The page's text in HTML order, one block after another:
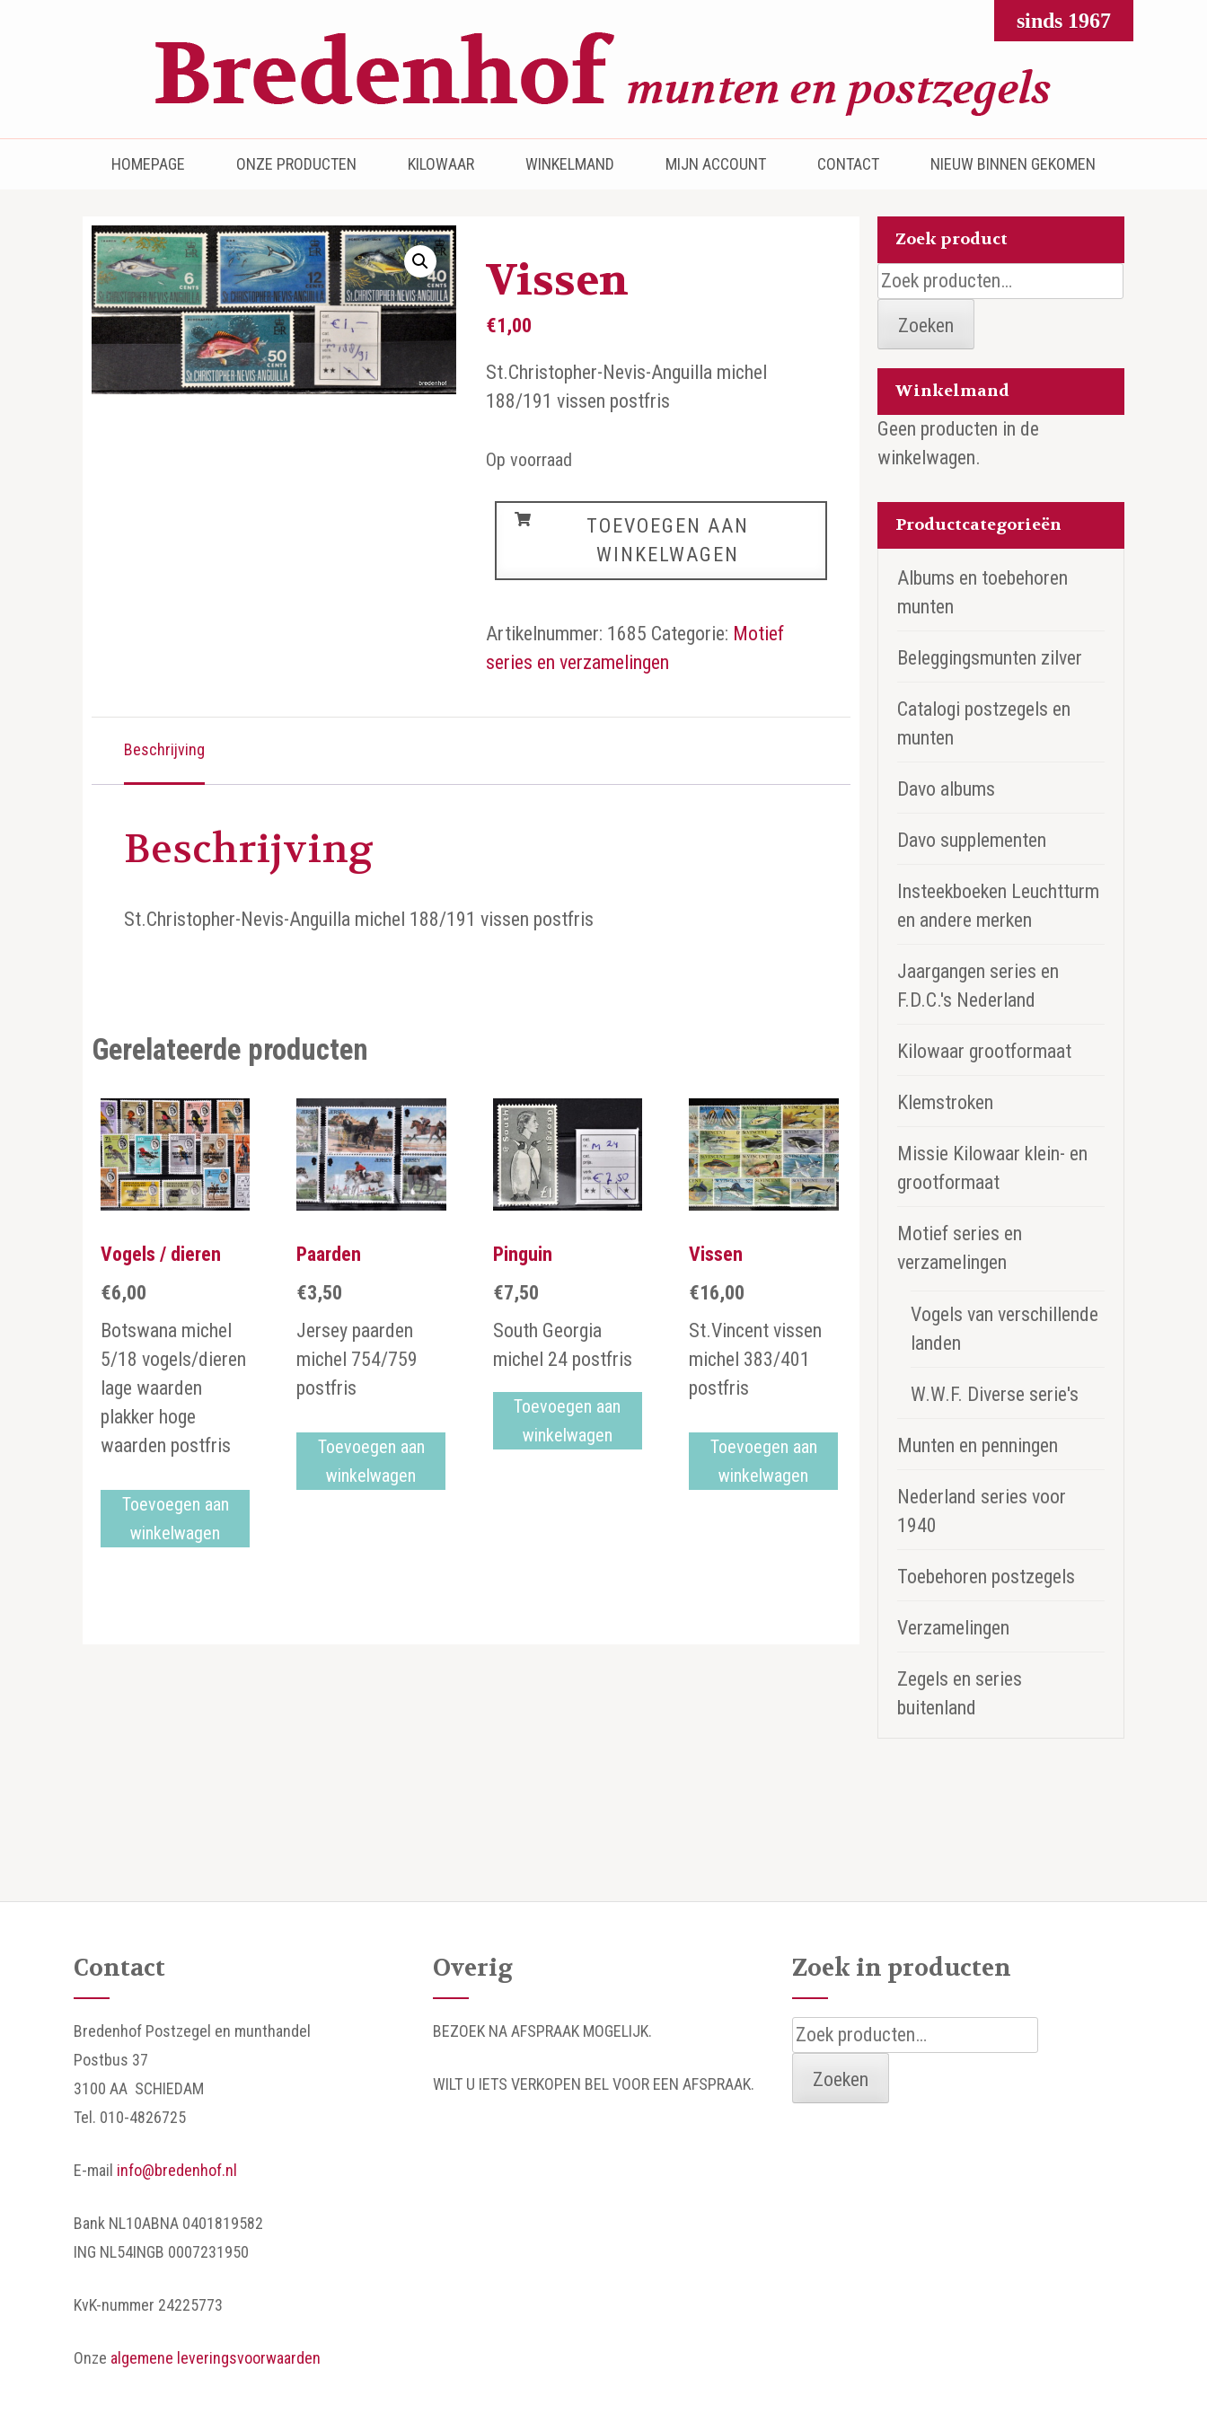
sinds 1967
Bredenhof
Postzegels en munten
HOMEPAGE ONZE PRODUCTEN KILOWAAR WINKELMAND MIJN ACCOUNT CONTACT NIEUW BINNEN GEKOMEN
Vissen
€1,00
St.Christopher-Nevis-Anguilla michel
188/191 vissen postfris
Op voorraad
Vissen
TOEVOEGEN AAN
WINKELWAGEN
Artikelnummer: 1685 Categorie: Motief
series en verzamelingen
Beschrijving
Beschrijving
St.Christopher-Nevis-Anguilla michel 188/191 vissen postfris
Gerelateerde producten
Vogels / dieren
€6,00
Botswana michel
5/18 vogels/dieren
lage waarden
plakker hoge
waarden postfris
Toevoegen aan
winkelwagen
Paarden
€3,50
Jersey paarden
michel 754/759
postfris
Toevoegen aan
winkelwagen
Pinguin
€7,50
South Georgia
michel 24 postfris
Toevoegen aan
winkelwagen
Vissen
€16,00
St.Vincent vissen
michel 383/401
postfris
Toevoegen aan
winkelwagen
Zoek product
Zoeken
naar:
Zoeken
Winkelmand
Geen producten in de
winkelwagen.
Productcategorieën
Albums en toebehoren
munten
Beleggingsmunten zilver
Catalogi postzegels en
munten
Davo albums
Davo supplementen
Insteekboeken Leuchtturm
en andere merken
Jaargangen series en
F.D.C.'s Nederland
Kilowaar grootformaat
Klemstroken
Missie Kilowaar klein- en
grootformaat
Motief series en
verzamelingen
Vogels van verschillende
landen
W.W.F. Diverse serie's
Munten en penningen
Nederland series voor
1940
Toebehoren postzegels
Verzamelingen
Zegels en series
buitenland
Contact
Bredenhof Postzegel en munthandel
Postbus 37
3100 AA SCHIEDAM
Tel. 010-4826725
E-mail info@bredenhof.nl
Bank NL10ABNA 0401819582
ING NL54INGB 0007231950
KvK-nummer 24225773
Onze algemene leveringsvoorwaarden
Overig
BEZOEK NA AFSPRAAK MOGELIJK.
WILT U IETS VERKOPEN BEL VOOR EEN AFSPRAAK.
Zoek in producten
Zoeken
naar:
Zoeken